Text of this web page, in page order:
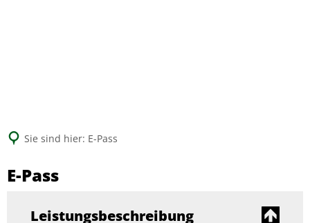
Sie sind hier: E-Pass
E-Pass
Leistungsbeschreibung